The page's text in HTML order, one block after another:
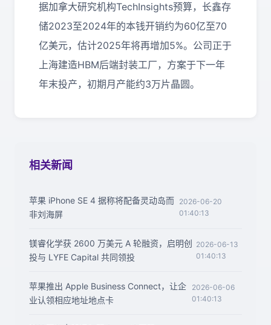
据加拿大研究机构TechInsights预算，长鑫存
储2023至2024年的本钱开销约为60亿至70
亿美元，估计2025年将再增加5%。公司正于
上海建造HBM后端封装工厂，方案于下一年
年末投产，初期月产能约3万片晶圆。
相关新闻
苹果 iPhone SE 4 据称将配备灵动岛而
非刘海屏
2026-06-20
01:40:13
镁睿化学获 2600 万美元 A 轮融资，启明创
投与 LYFE Capital 共同领投
2026-06-13
01:40:13
苹果推出 Apple Business Connect，让企
业认领相应地址地点卡
2026-06-06
01:40:13